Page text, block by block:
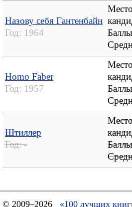
Назову себя Гантенбайн
Год: 1964
Homo Faber
Год: 1957
Штиллер
Год:-
© 2009–2026 «100 лучших